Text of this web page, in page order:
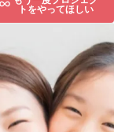
トをやってほしい